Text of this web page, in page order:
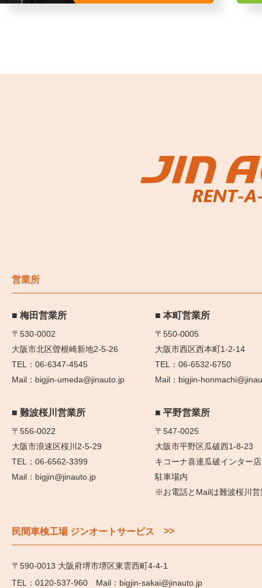
営業所
梅田営業所
〒530-0002
大阪市北区曽根崎新地2-5-26
06-6347-4545
bigjin-umeda@jinauto.jp
本町営業所
〒550-0005
大阪市西区西本町1-2-14
06-6532-6750
bigjin-
難波桜川営業所
〒556-0022
大阪市浪速区桜川2-5-29
06-6562-3399
bigjin@jinauto.jp
平野営業所
〒547-0025
大阪市平野区瓜破西1-8-23
キコーナ喜連瓜破インター店
駐車場内
※お電話とMailは難波桜川営
民間車検工場 ジンオートサービス >>
〒590-0013 大阪府堺市堺区東雲西町4-4-1
0120-537-960
bigjin-sakai@jinauto.jp